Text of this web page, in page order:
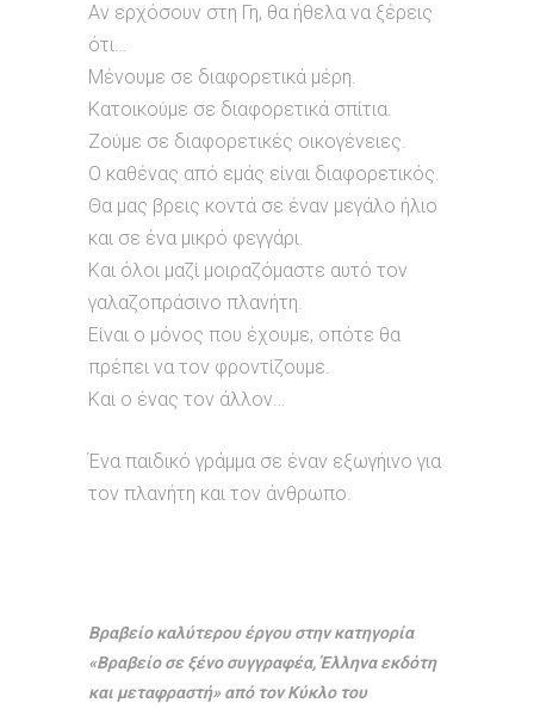
Αν ερχόσουν στη Γη, θα ήθελα να ξέρεις
ότι…
Μένουμε σε διαφορετικά μέρη.
Κατοικούμε σε διαφορετικά σπίτια.
Ζούμε σε διαφορετικές οικογένειες.
Ο καθένας από εμάς είναι διαφορετικός.
Θα μας βρεις κοντά σε έναν μεγάλο ήλιο
και σε ένα μικρό φεγγάρι.
Και όλοι μαζί μοιραζόμαστε αυτό τον
γαλαζοπράσινο πλανήτη.
Είναι ο μόνος που έχουμε, οπότε θα
πρέπει να τον φροντίζουμε.
Και ο ένας τον άλλον…
Ένα παιδικό γράμμα σε έναν εξωγήινο για
τον πλανήτη και τον άνθρωπο.
Βραβείο καλύτερου έργου στην κατηγορία
«Βραβείο σε ξένο συγγραφέα, Έλληνα εκδότη
και μεταφραστή» από τον Κύκλο του